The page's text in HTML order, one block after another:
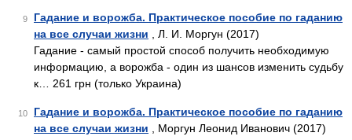
9
Гадание и ворожба. Практическое пособие по гаданию
на все случаи жизни , Л. И. Моргун (2017)
Гадание - самый простой способ получить необходимую
информацию, а ворожба - один из шансов изменить судьбу
к… 261 грн (только Украина)
10
Гадание и ворожба. Практическое пособие по гаданию
на все случаи жизни , Моргун Леонид Иванович (2017)